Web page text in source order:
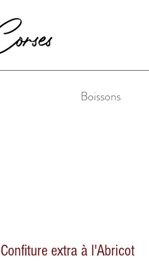
Boissons
Confiture extra à l'Abricot